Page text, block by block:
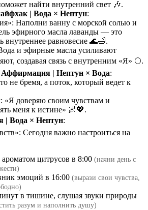
найти внутренний свет 🎶.
| Вода × Нептун:
Наполни ванну с морской солью и
эфирного масла лаванды — это
внутреннее равновесие 🌊🛁.
и эфирные масла усиливают
создавая связь с внутренним «Я» 🌕.
| Нептун × Вода:
не бремя, а поток, который ведет к
доверяю своим чувствам и
меня к истине» 🌌💖.
| Вода × Нептун:
Сегодня важно настроиться на
цитрусов в 8:00 (начни день с
эмоций в 16:00 (вырази свои чувства,
в тишине, слушая звуки природы
разум и наполнить душу)